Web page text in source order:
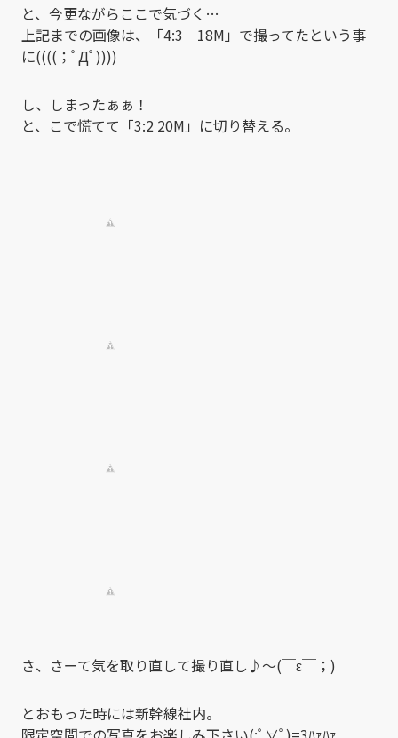
と、今更ながらここで気づく…
上記までの画像は、「4:3 18M」で撮ってたという事
に((((；ﾟДﾟ))))
し、しまったぁぁ！
と、こで慌てて「3:2 20M」に切り替える。
さ、さーて気を取り直して撮り直し♪～(￣ε￣；)
とおもった時には新幹線社内。